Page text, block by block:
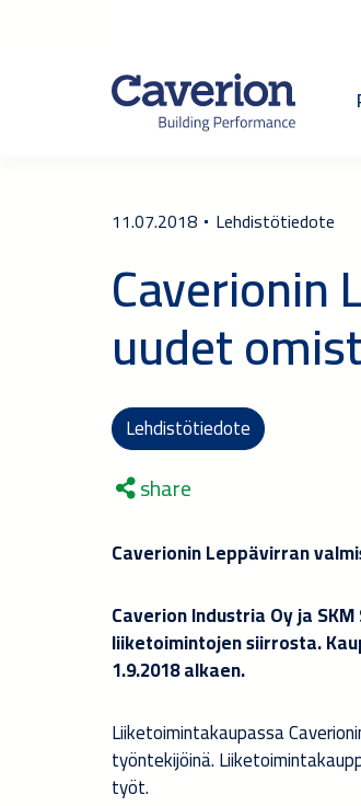
11.07.2018 Lehdistötiedote
Caverionin
uudet
Lehdistötiedote
share
Caverionin Leppävirran
Caverion Industria Oy ja
liiketoimintojen siirrosta.
1.9.2018 alkaen.
Liiketoimintakaupassa
työntekijöinä.
työt.